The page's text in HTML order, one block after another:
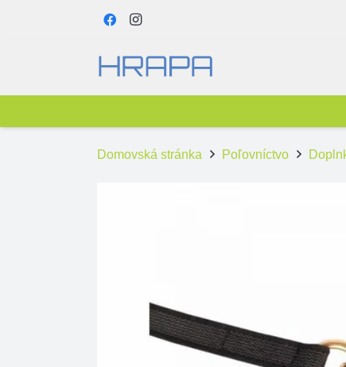
Domovská stránka Poľovníctvo